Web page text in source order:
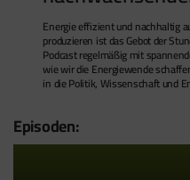
Energie effizient und nachhaltig
produzieren ist das Gebot der
Podcast regelmäßig mit
wie wir die Energiewende
in die Politik, Wissenschaft und
Episoden: